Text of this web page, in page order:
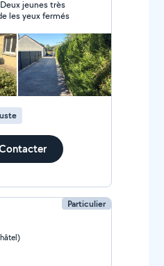
papa est à son
également
: -
- moquette de
Je vend
Nous restons
jeunes très
les yeux fermés
Particulier